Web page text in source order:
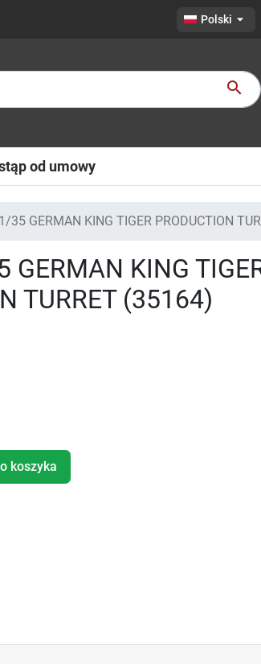
Polski 
search
od umowy
35 GERMAN KING TIGER PRODUCTION
GERMAN KING
TURRET (35164)
koszyka